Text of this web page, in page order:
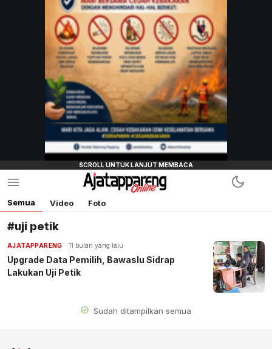
Semua Video Foto
#uji petik
AJATAPPARENG 11 bulan yang lalu
Upgrade Data Pemilih, Bawaslu Sidrap
Lakukan Uji Petik
Sudah ditampilkan semua